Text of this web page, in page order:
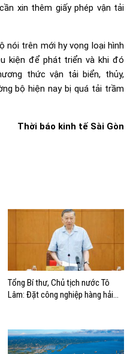
xin thêm giấy phép vận tải
nói trên mới hy vọng loại hình
kiện để phát triển và khi đó
thức vận tải biển, thủy,
bộ hiện nay bị quá tải trầm
Thời báo kinh tế Sài Gòn
Tổng Bí thư, Chủ tịch nước Tô
Lâm: Đặt công nghiệp hàng hải
biển mạnh